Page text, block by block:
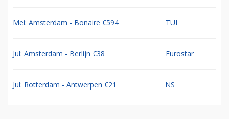
Mei: Amsterdam - Bonaire €594 TUI
Jul: Amsterdam - Berlijn €38 Eurostar
Jul: Rotterdam - Antwerpen €21 NS